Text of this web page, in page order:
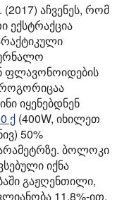
აჩვენეს, რომ
ექსტრაქცია
ფლავონოიდების
იყენებდნენ
ქ (400W, იხილეთ
50%
ბოლოკი
იქნა
გაჟღენთილი,
11.8%-ით.